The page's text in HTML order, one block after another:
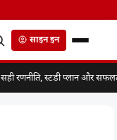
साइन इन
रणनीति, स्टडी प्लान और